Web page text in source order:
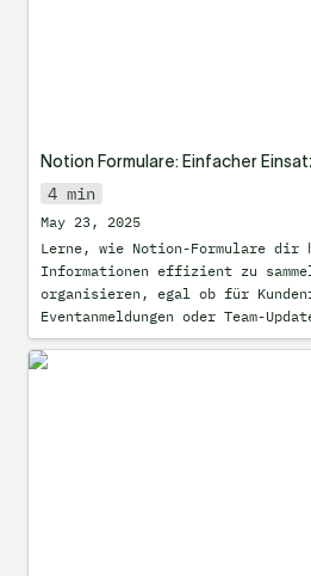
Notion Formulare: Einfacher
4 min
May 23, 2025
Lerne, wie Notion-Formulare dir
Informationen effizient zu
organisieren, egal ob für
Eventanmeldungen oder Team-
Notion Diagramme: